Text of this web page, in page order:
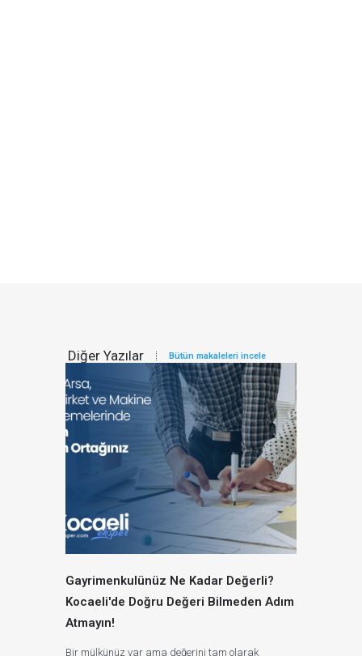
Diğer Yazılar Bütün makaleleri incele
Gayrimenkulünüz Ne Kadar Değerli?
Kocaeli'de Doğru Değeri Bilmeden Adım
Atmayın!
Bir mülkünüz var ama değerini tam olarak